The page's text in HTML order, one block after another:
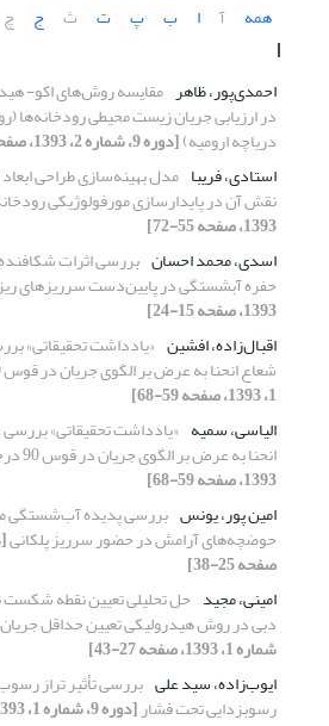
همه
آ ا ب پ ت ث ج چ
ا
احمدی‌پور، ظاهر مقایسه روش‌های اکو-
در ارزیابی جریان زیست محیطی رودخانه‌ها
دریاچه ارومیه)[دوره 9، شماره 2، 1393، صفحه 69-82]
استادی، فریبا مدل بهینه‌‌سازی طراحی
نقش آن در پایدارسازی مورفولوژیکی
1393، صفحه 55-72]
اسدی، محمد احسان بررسی اثرات
حفره آبشستگی در پایین‌دست سرریزهای
1393، صفحه 15-24]
اقبال‌زاده، افشین «یادداشت تحقیقاتی»
شعاع انحنا به عرض بر الگوی جریان در قوس 90 درجه
1، 1393، صفحه 59-68]
الیاسی، سمیه «یادداشت تحقیقاتی»
انحنا به عرض بر الگوی جریان در قوس 90 درجه
1393، صفحه 59-68]
امین پور، یونس بررسی پدیده آب‌شستگی
حوضچه‌های آرامش در حضور سرریز پلکانی
صفحه 25-38]
امینی، مجید حل تحلیلی تعیین نقطه شکست
دبی در روش هیدرولیکی تعیین حداقل
شماره 1، 1393، صفحه 27-43]
ایوب‌زاده، سید علی بررسی تأثیر تراز
رسوبزدایی تحت فشار[دوره 9، شماره 1، 1393، صفحه 11-25]